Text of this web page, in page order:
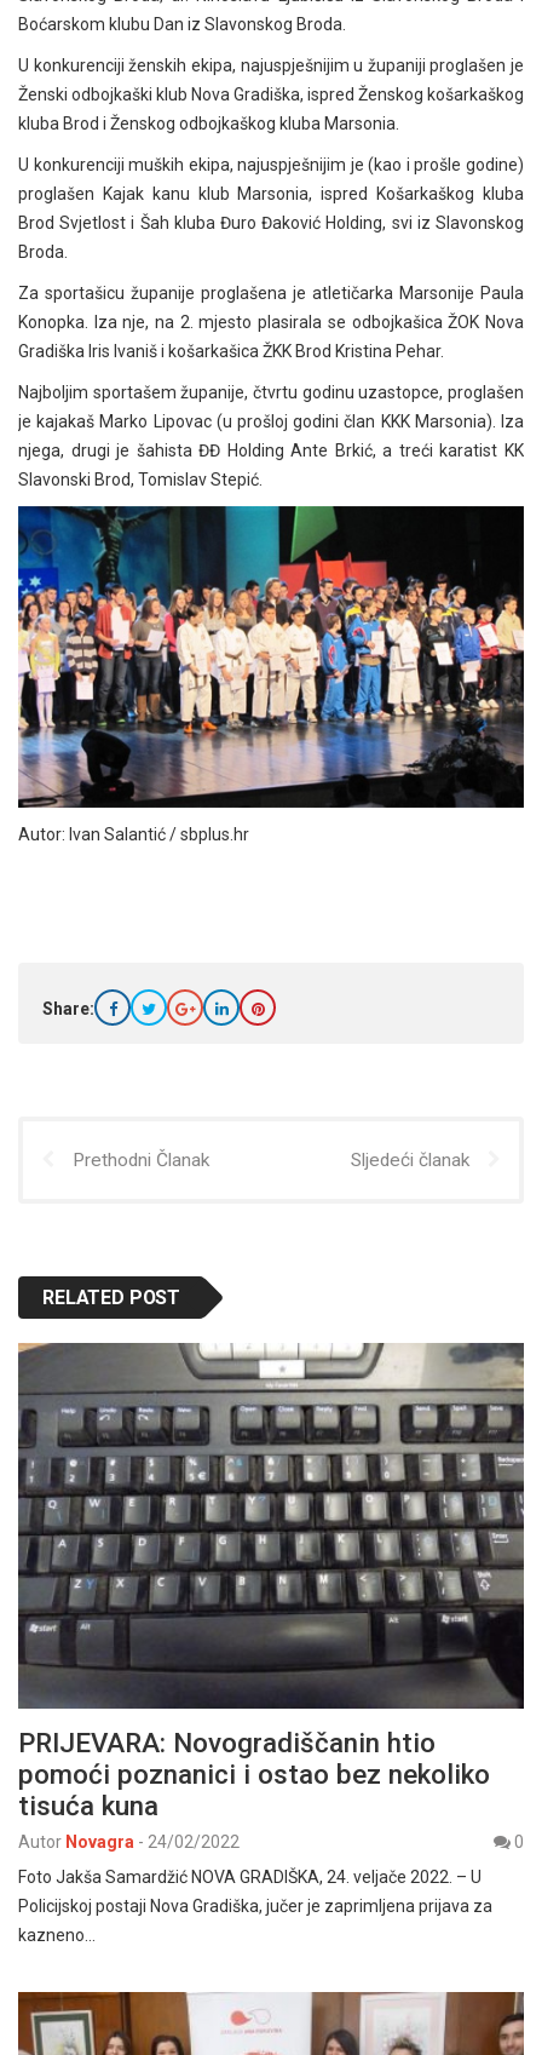
Boćarskom klubu Dan iz Slavonskog Broda.
U konkurenciji ženskih ekipa, najuspješnijim u županiji proglašen je
Ženski odbojkaški klub Nova Gradiška, ispred Ženskog košarkaškog
kluba Brod i Ženskog odbojkaškog kluba Marsonia.
U konkurenciji muških ekipa, najuspješnijim je (kao i prošle godine)
proglašen Kajak kanu klub Marsonia, ispred Košarkaškog kluba
Brod Svjetlost i Šah kluba Đuro Đaković Holding, svi iz Slavonskog
Broda.
Za sportašicu županije proglašena je atletičarka Marsonije Paula
Konopka. Iza nje, na 2. mjesto plasirala se odbojkašica ŽOK Nova
Gradiška Iris Ivaniš i košarkašica ŽKK Brod Kristina Pehar.
Najboljim sportašem županije, čtvrtu godinu uzastopce, proglašen
je kajakaš Marko Lipovac (u prošloj godini član KKK Marsonia). Iza
njega, drugi je šahista ĐĐ Holding Ante Brkić, a treći karatist KK
Slavonski Brod, Tomislav Stepić.
Autor: Ivan Salantić / sbplus.hr
Share:
Prethodni Članak Sljedeći članak
RELATED POST
PRIJEVARA: Novogradiščanin htio
pomoći poznanici i ostao bez nekoliko
tisuća kuna
Autor Novagra - 24/02/2022
0
Foto Jakša Samardžić NOVA GRADIŠKA, 24. veljače 2022. – U
Policijskoj postaji Nova Gradiška, jučer je zaprimljena prijava za
kazneno…